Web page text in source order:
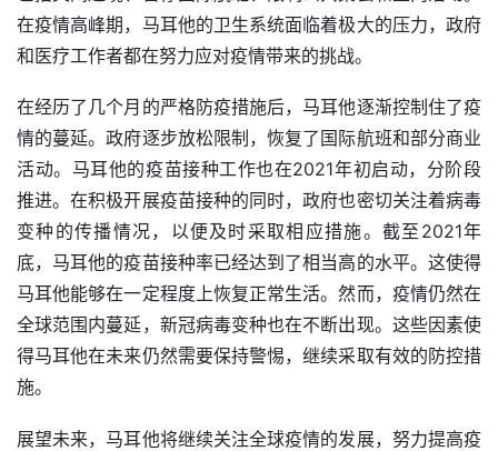
在疫情高峰期，马耳他的卫生系统面临着极大的压力，政府
和医疗工作者都在努力应对疫情带来的挑战。
在经历了几个月的严格防疫措施后，马耳他逐渐控制住了疫
情的蔓延。政府逐步放松限制，恢复了国际航班和部分商业
活动。马耳他的疫苗接种工作也在2021年初启动，分阶段
推进。在积极开展疫苗接种的同时，政府也密切关注着病毒
变种的传播情况，以便及时采取相应措施。截至2021年
底，马耳他的疫苗接种率已经达到了相当高的水平。这使得
马耳他能够在一定程度上恢复正常生活。然而，疫情仍然在
全球范围内蔓延，新冠病毒变种也在不断出现。这些因素使
得马耳他在未来仍然需要保持警惕，继续采取有效的防控措
施。
展望未来，马耳他将继续关注全球疫情的发展，努力提高疫